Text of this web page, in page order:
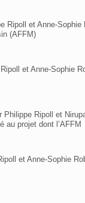
Ripoll et Anne-
(AFFM)
et Anne-Sophie
Ripoll et
au projet dont l’AFFM
et Anne-Sophie